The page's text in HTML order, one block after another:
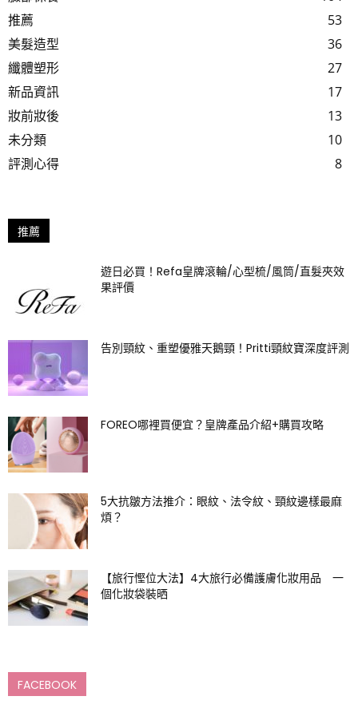
推薦
53
美髮造型
36
纖體塑形
27
新品資訊
17
妝前妝後
13
未分類
10
評測心得
8
推薦
遊日必買！Refa皇牌滾輪/心型梳/風筒/直髮夾效
果評價
告別頸紋、重塑優雅天鵝頸！Pritti頸紋寶深度評測
FOREO哪裡買便宜？皇牌產品介紹+購買攻略
5大抗皺方法推介：眼紋、法令紋、頸紋邊樣最麻
煩？
【旅行慳位大法】4大旅行必備護膚化妝用品 一
個化妝袋裝晒
FACEBOOK